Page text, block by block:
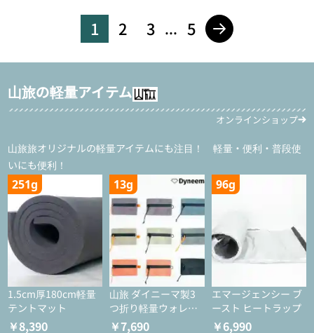
1 2 3 ... 5
山旅の軽量アイテム
オンラインショップ
山旅旅オリジナルの軽量アイテムにも注目！ 軽量・便利・普段使
いにも便利！
251g
1.5cm厚180cm軽量
テントマット
￥8,390
13g
山旅 ダイニーマ製3
つ折り軽量ウォレッ
ト
￥7,690
96g
エマージェンシー ブ
ースト ヒートラップ
￥6,990